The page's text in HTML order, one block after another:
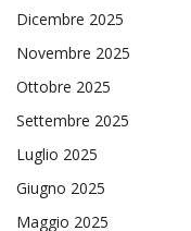
Dicembre 2025
Novembre 2025
Ottobre 2025
Settembre 2025
Luglio 2025
Giugno 2025
Maggio 2025